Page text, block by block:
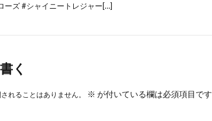
ーズ #シャイニートレジャー[…]
く
れることはありません。 ※ が付いている欄は必須項目です